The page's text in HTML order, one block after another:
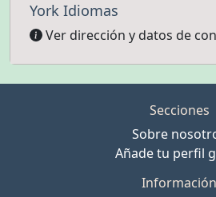
York Idiomas
Ver dirección y datos de
Secciones
Sobre
Añade tu perfil
Información